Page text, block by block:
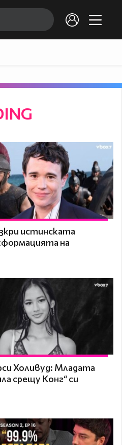
истинската
на
Холивуд: Младата
срещу Конг“ си